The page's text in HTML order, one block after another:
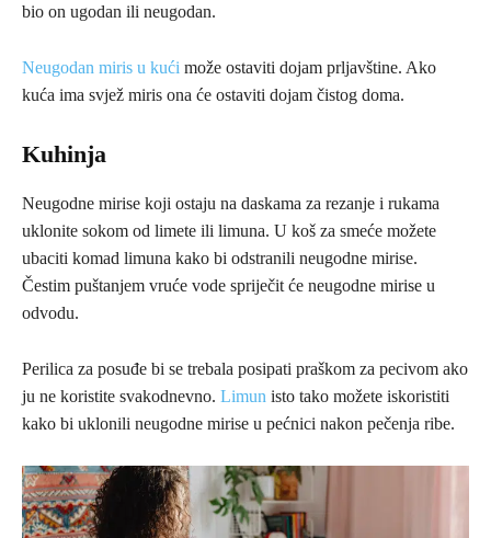
bio on ugodan ili neugodan.
Neugodan miris u kući može ostaviti dojam prljavštine. Ako
kuća ima svjež miris ona će ostaviti dojam čistog doma.
Kuhinja
Neugodne mirise koji ostaju na daskama za rezanje i rukama
uklonite sokom od limete ili limuna. U koš za smeće možete
ubaciti komad limuna kako bi odstranili neugodne mirise.
Čestim puštanjem vruće vode spriječit će neugodne mirise u
odvodu.
Perilica za posuđe bi se trebala posipati praškom za pecivom ako
ju ne koristite svakodnevno. Limun isto tako možete iskoristiti
kako bi uklonili neugodne mirise u pećnici nakon pečenja ribe.